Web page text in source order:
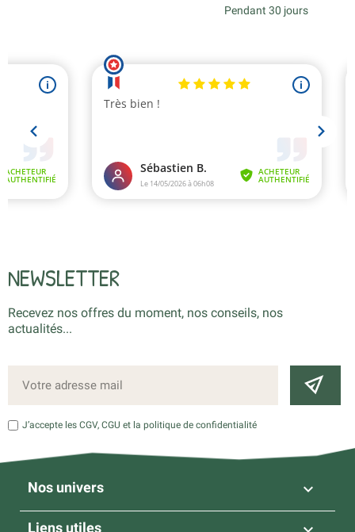
Pendant 30 jours
NEWSLETTER
Recevez nos offres du moment, nos conseils, nos
actualités...
J’accepte les CGV, CGU et la politique de confidentialité
Nos univers 
Liens utiles